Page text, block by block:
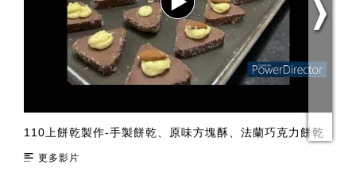
110上餅乾製作-手製餅乾、原味方塊酥、法蘭巧克力餅乾
更多影片